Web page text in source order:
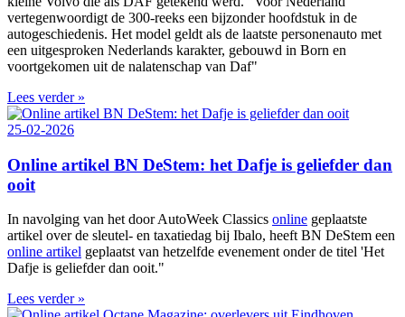
vertegenwoordigt de 300‑reeks een bijzonder hoofdstuk in de
autogeschiedenis. Het model geldt als de laatste personenauto met
een uitgesproken Nederlands karakter, gebouwd in Born en
voortgekomen uit de nalatenschap van Daf"
Lees verder »
25-02-2026
Online artikel BN DeStem: het Dafje is geliefder dan
ooit
In navolging van het door AutoWeek Classics online geplaatste
artikel over de sleutel- en taxatiedag bij Ibalo, heeft BN DeStem een
online artikel geplaatst van hetzelfde evenement onder de titel 'Het
Dafje is geliefder dan ooit."
Lees verder »